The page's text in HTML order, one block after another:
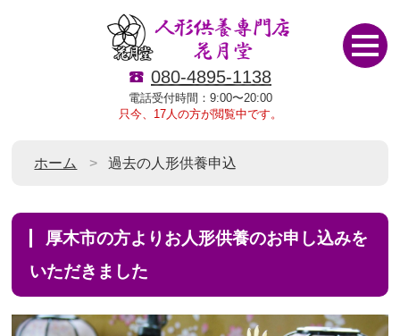
080-4895-1138
電話受付時間：9:00〜20:00
只今、17人の方が閲覧中です。
ホーム 過去の人形供養申込
厚木市の方よりお人形供養のお申し込みを
いただきました